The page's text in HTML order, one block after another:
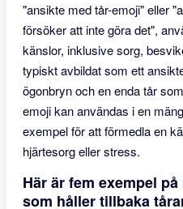
"ansikte med tår-emoji" eller
försöker att inte göra det",
känslor, inklusive sorg,
typiskt avbildat som ett
ögonbryn och en enda tår
emoji kan användas i en
exempel för att förmedla en
hjärtesorg eller stress.
Här är fem exempel
som håller tillbaka